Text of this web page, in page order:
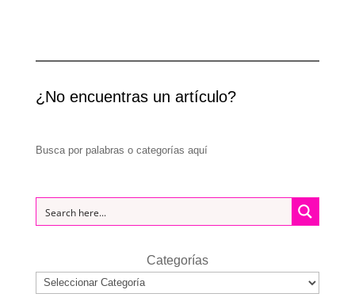
¿No encuentras un artículo?
Busca por palabras o categorías aquí
Categorías